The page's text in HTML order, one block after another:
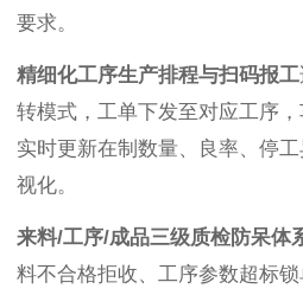
要求。
精细化工序生产排程与扫码报工
转模式，工单下发至对应工序，
实时更新在制数量、良率、停
视化。
来料/工序/成品三级质检防呆体
料不合格拒收、工序参数超标